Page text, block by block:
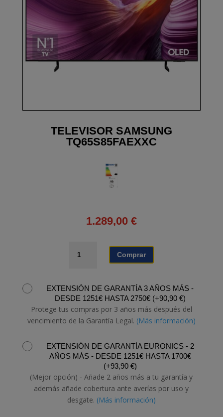
TELEVISOR SAMSUNG
TQ65S85FAEXXC
1.289,00 €
TELEVISOR
SAMSUNG
Comprar
EXTENSIÓN DE GARANTÍA 3 AÑOS MÁS -
DESDE 1251€ HASTA 2750€ (+90,90 €)
Protege tus compras por 3 años más después del
vencimiento de la Garantía Legal. (Más información)
EXTENSIÓN DE GARANTÍA EURONICS - 2
AÑOS MÁS - DESDE 1251€ HASTA 1700€
(+93,90 €)
(Mejor opción) - Añade 2 años más a tu garantía y
además añade cobertura ante averías por uso y
desgate. (Más información)